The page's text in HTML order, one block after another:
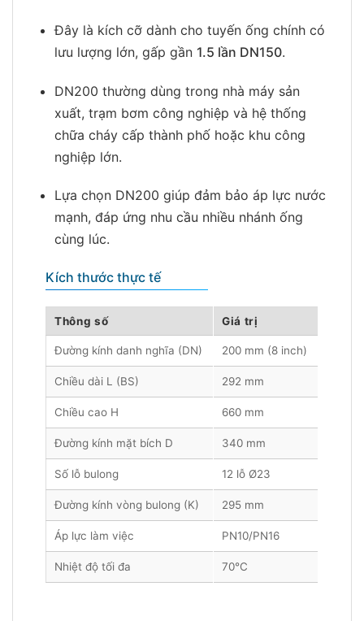
Đây là kích cỡ dành cho tuyến ống chính có
lưu lượng lớn, gấp gần 1.5 lần DN150.
DN200 thường dùng trong nhà máy sản
xuất, trạm bơm công nghiệp và hệ thống
chữa cháy cấp thành phố hoặc khu công
nghiệp lớn.
Lựa chọn DN200 giúp đảm bảo áp lực nước
mạnh, đáp ứng nhu cầu nhiều nhánh ống
cùng lúc.
Kích thước thực tế
Thông số Giá trị
Đường kính danh nghĩa (DN) 200 mm (8 inch)
Chiều dài L (BS) 292 mm
Chiều cao H 660 mm
Đường kính mặt bích D 340 mm
Số lỗ bulong 12 lỗ Ø23
Đường kính vòng bulong (K) 295 mm
Áp lực làm việc PN10/PN16
Nhiệt độ tối đa 70°C